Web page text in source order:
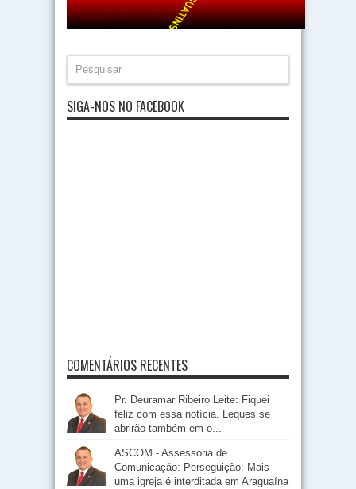
SIGA-NOS NO FACEBOOK
COMENTÁRIOS RECENTES
Pr. Deuramar Ribeiro Leite: Fiquei
feliz com essa notícia. Leques se
abrirão também em o...
ASCOM - Assessoria de
Comunicação: Perseguição: Mais
uma igreja é interditada em Araguaína